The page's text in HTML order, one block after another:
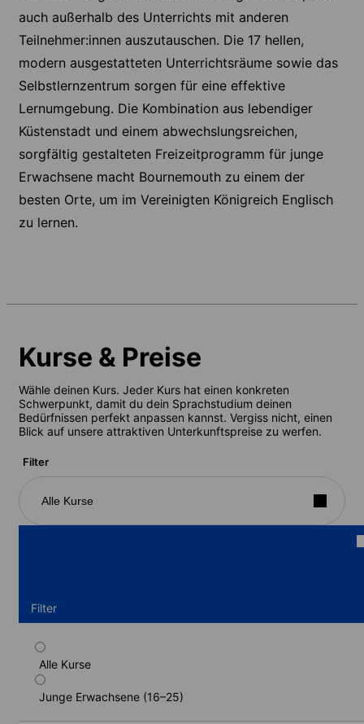
auch außerhalb des Unterrichts mit anderen
Teilnehmer:innen auszutauschen. Die 17 hellen,
modern ausgestatteten Unterrichtsräume sowie das
Selbstlernzentrum sorgen für eine effektive
Lernumgebung. Die Kombination aus lebendiger
Küstenstadt und einem abwechslungsreichen,
sorgfältig gestalteten Freizeitprogramm für junge
Erwachsene macht Bournemouth zu einem der
besten Orte, um im Vereinigten Königreich Englisch
zu lernen.
Kurse & Preise
Wähle deinen Kurs. Jeder Kurs hat einen konkreten
Schwerpunkt, damit du dein Sprachstudium deinen
Bedürfnissen perfekt anpassen kannst. Vergiss nicht, einen
Blick auf unsere attraktiven Unterkunftspreise zu werfen.
Filter
Alle Kurse
Filter
Alle Kurse
Junge Erwachsene (16–25)
Junge Erwachsene - Standardprogramm
(Gastfamilie) (16-20 Jahre)